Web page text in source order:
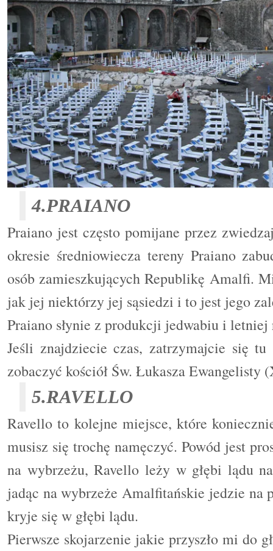
4.PRAIANO
Praiano jest często pomijane przez
okresie średniowiecza tereny Praiano
osób zamieszkujących Republikę Amalfi.
jak jej niektórzy jej sąsiedzi i to jest jego
Praiano słynie z produkcji jedwabiu i
Jeśli znajdziecie czas, zatrzymajcie się
zobaczyć kościół Św. Łukasza
5.RAVELLO
Ravello to kolejne miejsce, które
musisz się trochę namęczyć. Powód jest
na wybrzeżu, Ravello leży w głębi lądu
jadąc na wybrzeże Amalfitańskie jedzie na
kryje się w głębi lądu.
Pierwsze skojarzenie jakie przyszło mi